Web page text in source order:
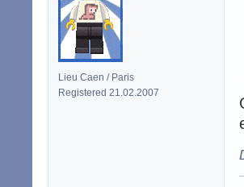
Lieu Caen / Paris
Registered 21.02.2007